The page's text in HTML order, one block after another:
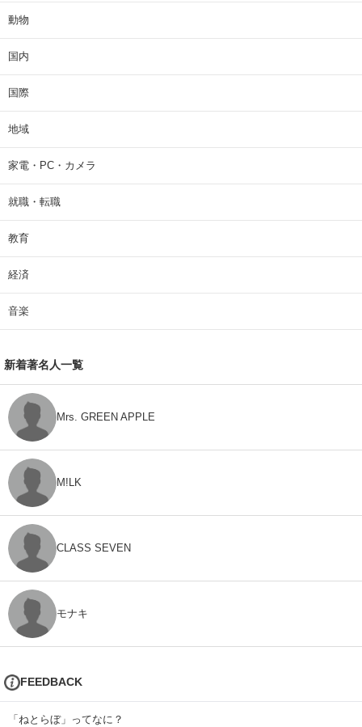
動物
国内
国際
地域
家電・PC・カメラ
就職・転職
教育
経済
音楽
新着著名人一覧
Mrs. GREEN APPLE
M!LK
CLASS SEVEN
モナキ
FEEDBACK
「ねとらぼ」ってなに？